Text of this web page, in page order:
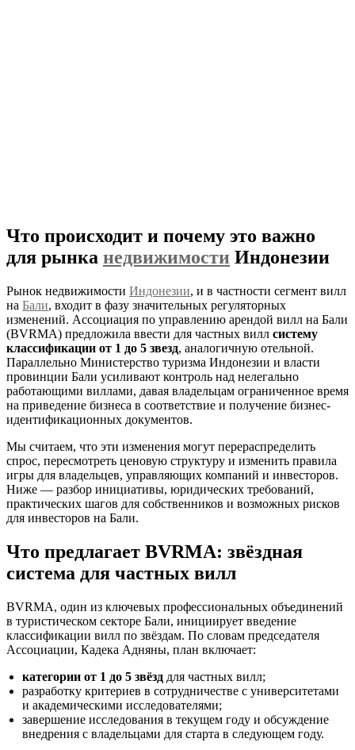
Что происходит и почему это важно
для рынка недвижимости Индонезии
Рынок недвижимости Индонезии, и в частности сегмент вилл
на Бали, входит в фазу значительных регуляторных
изменений. Ассоциация по управлению арендой вилл на Бали
(BVRMA) предложила ввести для частных вилл систему
классификации от 1 до 5 звезд, аналогичную отельной.
Параллельно Министерство туризма Индонезии и власти
провинции Бали усиливают контроль над нелегально
работающими виллами, давая владельцам ограниченное время
на приведение бизнеса в соответствие и получение бизнес-
идентификационных документов.
Мы считаем, что эти изменения могут перераспределить
спрос, пересмотреть ценовую структуру и изменить правила
игры для владельцев, управляющих компаний и инвесторов.
Ниже — разбор инициативы, юридических требований,
практических шагов для собственников и возможных рисков
для инвесторов на Бали.
Что предлагает BVRMA: звёздная
система для частных вилл
BVRMA, один из ключевых профессиональных объединений
в туристическом секторе Бали, инициирует введение
классификации вилл по звёздам. По словам председателя
Ассоциации, Кадека Адняны, план включает:
категории от 1 до 5 звёзд для частных вилл;
разработку критериев в сотрудничестве с университетами
и академическими исследователями;
завершение исследования в текущем году и обсуждение
внедрения с владельцами для старта в следующем году.